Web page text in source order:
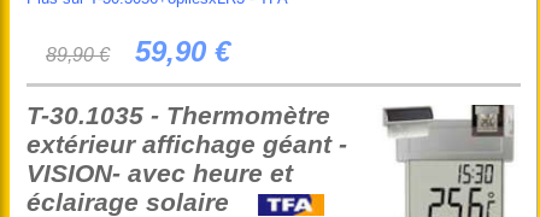
89,90 € 59,90 €
T-30.1035 - Thermomètre
extérieur affichage géant -
VISION- avec heure et
éclairage solaire